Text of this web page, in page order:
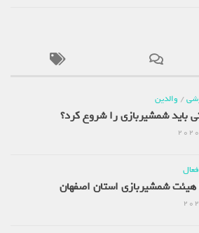
/والدین
شمشیربازی را شروع کرد؟
هیئت شمشیربازی استان اصفهان